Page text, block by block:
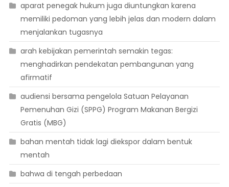
aparat penegak hukum juga diuntungkan karena
memiliki pedoman yang lebih jelas dan modern dalam
menjalankan tugasnya
arah kebijakan pemerintah semakin tegas:
menghadirkan pendekatan pembangunan yang
afirmatif
audiensi bersama pengelola Satuan Pelayanan
Pemenuhan Gizi (SPPG) Program Makanan Bergizi
Gratis (MBG)
bahan mentah tidak lagi diekspor dalam bentuk
mentah
bahwa di tengah perbedaan